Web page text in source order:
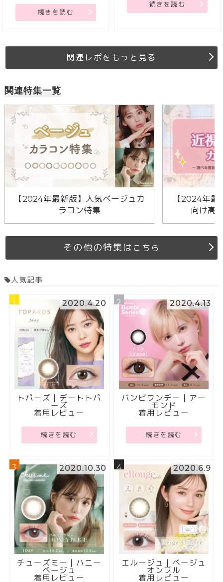
続きを読む
続きを読む
関連レポをもっと見る
関連特集一覧
【2024年最新版】人気ベージュカ
ラコン特集
【2024年
向け高
その他の特集は こちら
人気記事
1 2020.4.20
トパーズ｜デートトパ
ーズ
着用レビュー
続きを読む
2 2020.4.13
バンビワンデー｜アー
モンド
着用レビュー
続きを読む
3 2020.10.30
チューズミー｜ハニー
ベージュ
着用レビュー
4 2020.6.9
エルージュ｜ベージュ
オンブル
着用レビュー